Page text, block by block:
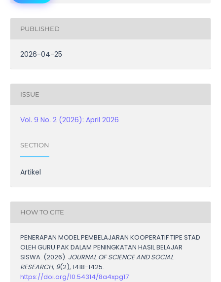
PUBLISHED
2026-04-25
ISSUE
Vol. 9 No. 2 (2026): April 2026
SECTION
Artikel
HOW TO CITE
PENERAPAN MODEL PEMBELAJARAN KOOPERATIF TIPE STAD
OLEH GURU PAK DALAM PENINGKATAN HASIL BELAJAR
SISWA. (2026). JOURNAL OF SCIENCE AND SOCIAL
RESEARCH, 9(2), 1418-1425.
https://doi.org/10.54314/8a4xpg17